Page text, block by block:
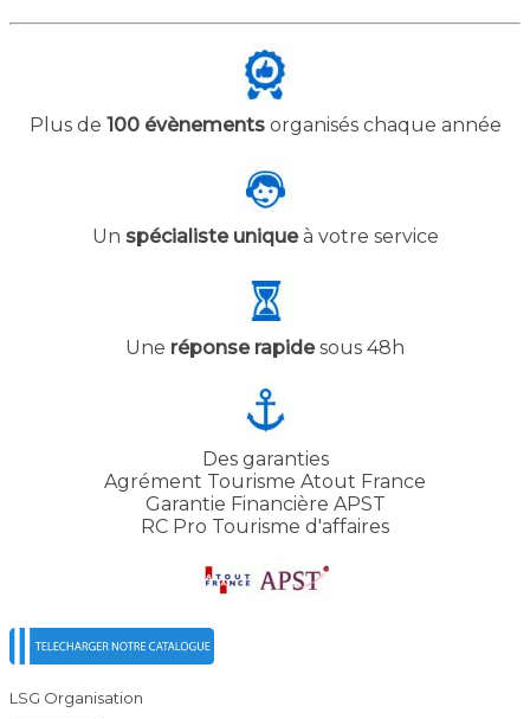
Plus de 100 évènementsorganisés chaque année
Un spécialiste uniqueà votre service
Une réponse rapidesous 48h
Des garanties
Agrément Tourisme Atout France
Garantie Financière APST
RC Pro Tourisme d'affaires
LSG Organisation